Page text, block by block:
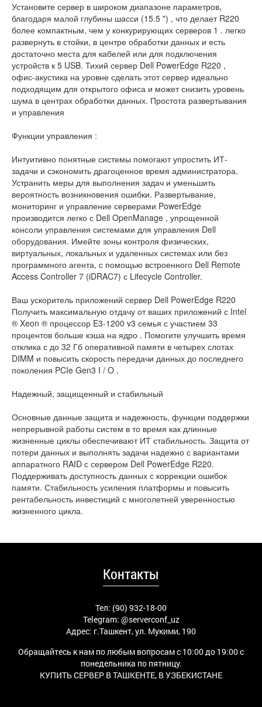
Установите сервер в широком диапазоне параметров,
благодаря малой глубины шасси (15.5 ") , что делает R220
более компактным, чем у конкурирующих серверов 1 . легко
развернуть в стойки, в центре обработки данных и есть
достаточно места для кабелей или для подключения
устройств к 5 USB. Тихий сервер Dell PowerEdge R220 ,
офис-акустика на уровне сделать этот сервер идеально
подходящим для открытого офиса и может снизить уровень
шума в центрах обработки данных. Простота развертывания
и управления
Функции управления :
Интуитивно понятные системы помогают упростить ИТ-
задачи и сэкономить драгоценное время администратора.
Устранить меры для выполнения задач и уменьшить
вероятность возникновения ошибки. Развертывание,
мониторинг и управление серверами PowerEdge
производится легко с Dell OpenManage , упрощенной
консоли управления системами для управления Dell
оборудования. Имейте зоны контроля физических,
виртуальных, локальных и удаленных системах или без
программного агента, с помощью встроенного Dell Remote
Access Controller 7 (iDRAC7) с Lifecycle Controller.
Ваш ускоритель приложений сервер Dell PowerEdge R220
Получить максимальную отдачу от ваших приложений с Intel
® Xeon ® процессор E3-1200 v3 семья с участием 33
процентов больше кэша на ядро . Помогите улучшить время
отклика с до 32 Гб оперативной памяти в четырех слотах
DIMM и повысить скорость передачи данных до последнего
поколения PCIe Gen3 I / O .
Надежный, защищенный и стабильный
Основные данные защита и надежность, функции поддержки
непрерывной работы систем в то время как длинные
жизненные циклы обеспечивают ИТ стабильность. Защита от
потери данных и выполнять задачи надежно с вариантами
аппаратного RAID с сервером Dell PowerEdge R220.
Поддерживать доступность данных с коррекции ошибок
памяти. Стабильность усиления платформы и повысить
рентабельность инвестиций с многолетней уверенностью
жизненного цикла.
Контакты
Тел: (90) 932-18-00
Telegram: @serverconf_uz
Адрес: г.Ташкент, ул. Мукими, 190
Обращайтесь к нам по любым вопросам с 10:00 до 19:00 с
понедельника по пятницу.
КУПИТЬ СЕРВЕР В ТАШКЕНТЕ, В УЗБЕКИСТАНЕ